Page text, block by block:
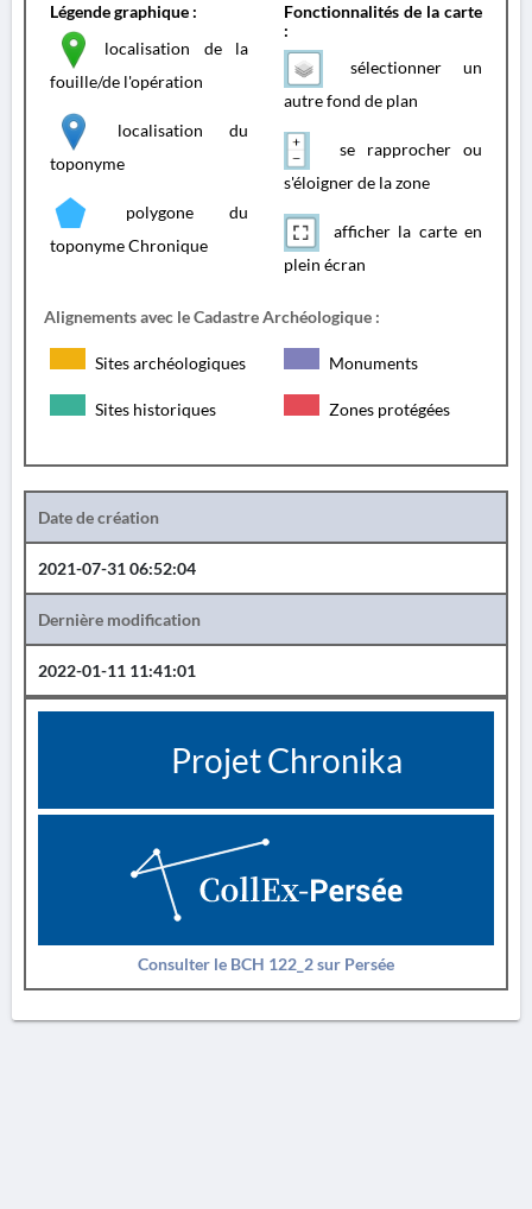
Légende graphique :
localisation de la
fouille/de l'opération
localisation du
toponyme
polygone du
toponyme Chronique
Fonctionnalités de la carte
:
sélectionner un
autre fond de plan
se rapprocher ou
s'éloigner de la zone
afficher la carte en
plein écran
Alignements avec le Cadastre Archéologique :
Sites archéologiques Monuments
Sites historiques Zones protégées
Date de création
2021-07-31 06:52:04
Dernière modification
2022-01-11 11:41:01
Projet Chronika
Consulter le BCH 122_2 sur Persée